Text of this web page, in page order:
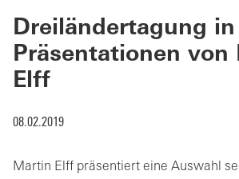
Dreiländertagung
Präsentationen von
Elff
08.02.2019
Martin Elff präsentiert eine Auswahl